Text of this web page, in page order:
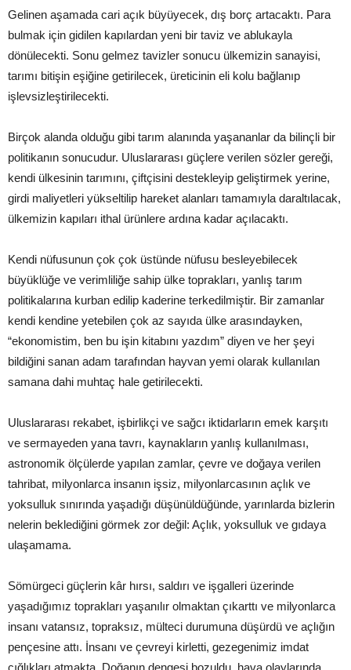
Gelinen aşamada cari açık büyüyecek, dış borç artacaktı. Para
bulmak için gidilen kapılardan yeni bir taviz ve ablukayla
dönülecekti. Sonu gelmez tavizler sonucu ülkemizin sanayisi,
tarımı bitişin eşiğine getirilecek, üreticinin eli kolu bağlanıp
işlevsizleştirilecekti.
Birçok alanda olduğu gibi tarım alanında yaşananlar da bilinçli bir
politikanın sonucudur. Uluslararası güçlere verilen sözler gereği,
kendi ülkesinin tarımını, çiftçisini destekleyip geliştirmek yerine,
girdi maliyetleri yükseltilip hareket alanları tamamıyla daraltılacak,
ülkemizin kapıları ithal ürünlere ardına kadar açılacaktı.
Kendi nüfusunun çok çok üstünde nüfusu besleyebilecek
büyüklüğe ve verimliliğe sahip ülke toprakları, yanlış tarım
politikalarına kurban edilip kaderine terkedilmiştir. Bir zamanlar
kendi kendine yetebilen çok az sayıda ülke arasındayken,
“ekonomistim, ben bu işin kitabını yazdım” diyen ve her şeyi
bildiğini sanan adam tarafından hayvan yemi olarak kullanılan
samana dahi muhtaç hale getirilecekti.
Uluslararası rekabet, işbirlikçi ve sağcı iktidarların emek karşıtı
ve sermayeden yana tavrı, kaynakların yanlış kullanılması,
astronomik ölçülerde yapılan zamlar, çevre ve doğaya verilen
tahribat, milyonlarca insanın işsiz, milyonlarcasının açlık ve
yoksulluk sınırında yaşadığı düşünüldüğünde, yarınlarda bizlerin
nelerin beklediğini görmek zor değil: Açlık, yoksulluk ve gıdaya
ulaşamama.
Sömürgeci güçlerin kâr hırsı, saldırı ve işgalleri üzerinde
yaşadığımız toprakları yaşanılır olmaktan çıkarttı ve milyonlarca
insanı vatansız, topraksız, mülteci durumuna düşürdü ve açlığın
pençesine attı. İnsanı ve çevreyi kirletti, gezegenimiz imdat
çığlıkları atmakta. Doğanın dengesi bozuldu, hava olaylarında